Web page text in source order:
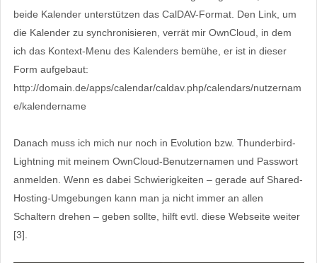
beide Kalender unterstützen das CalDAV-Format. Den Link, um
die Kalender zu synchronisieren, verrät mir OwnCloud, in dem
ich das Kontext-Menu des Kalenders bemühe, er ist in dieser
Form aufgebaut:
http://domain.de/apps/calendar/caldav.php/calendars/nutzernam
e/kalendername
Danach muss ich mich nur noch in Evolution bzw. Thunderbird-
Lightning mit meinem OwnCloud-Benutzernamen und Passwort
anmelden. Wenn es dabei Schwierigkeiten – gerade auf Shared-
Hosting-Umgebungen kann man ja nicht immer an allen
Schaltern drehen – geben sollte, hilft evtl. diese Webseite weiter
[3].